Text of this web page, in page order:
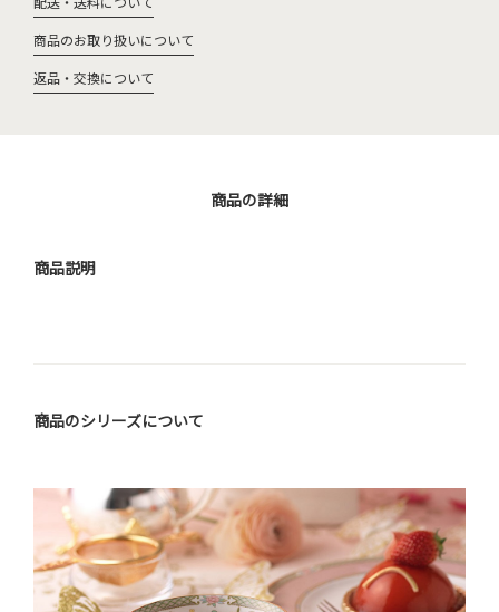
商品のお取り扱いについて
返品・交換について
商品の詳細
商品説明
商品のシリーズについて